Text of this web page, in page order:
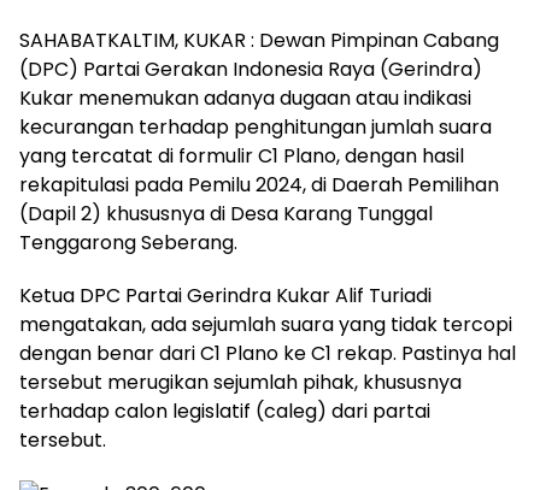
SAHABATKALTIM, KUKAR : Dewan Pimpinan Cabang
(DPC) Partai Gerakan Indonesia Raya (Gerindra)
Kukar menemukan adanya dugaan atau indikasi
kecurangan terhadap penghitungan jumlah suara
yang tercatat di formulir C1 Plano, dengan hasil
rekapitulasi pada Pemilu 2024, di Daerah Pemilihan
(Dapil 2) khususnya di Desa Karang Tunggal
Tenggarong Seberang.
Ketua DPC Partai Gerindra Kukar Alif Turiadi
mengatakan, ada sejumlah suara yang tidak tercopi
dengan benar dari C1 Plano ke C1 rekap. Pastinya hal
tersebut merugikan sejumlah pihak, khususnya
terhadap calon legislatif (caleg) dari partai
tersebut.